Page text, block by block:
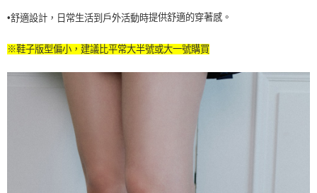
每筆NT$80，滿NT$990(含以上)免運費
•舒適設計 ， 日常生活到戶外活動時提供舒適的穿著感 。
※鞋子版型偏小，建議比平常大半號或大一號購買